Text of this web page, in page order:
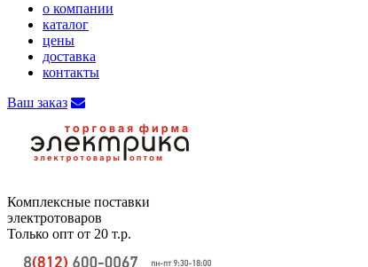
о компании
каталог
цены
доставка
контакты
Ваш заказ
Комплексные поставки
электротоваров
Только опт от 20 т.р.